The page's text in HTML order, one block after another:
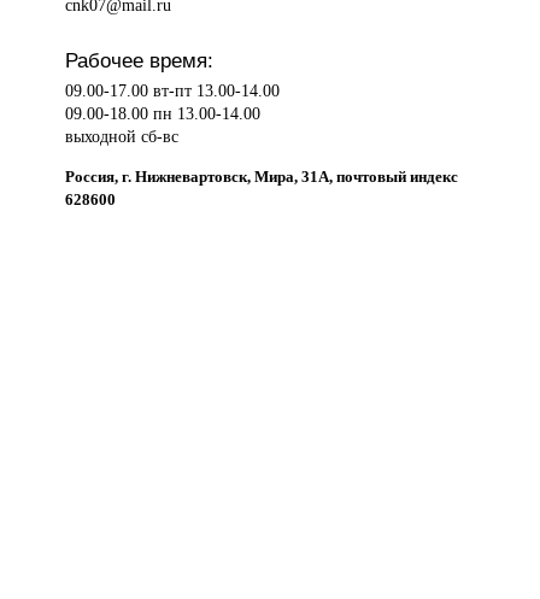
cnk07@mail.ru
Рабочее время:
09.00-17.00 вт-пт 13.00-14.00
09.00-18.00 пн 13.00-14.00
выходной сб-вс
Россия, г. Нижневартовск, Мира, 31А, почтовый индекс
628600